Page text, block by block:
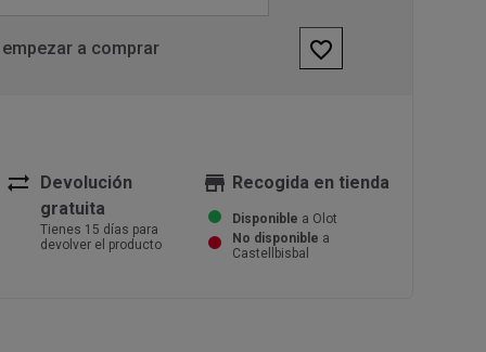
a comprar favorite_border
sync_alt
Devolución
gratuita
Tienes 15 días para
devolver el producto
store Recogida en tienda
Disponible a Olot
No disponible a
Castellbisbal